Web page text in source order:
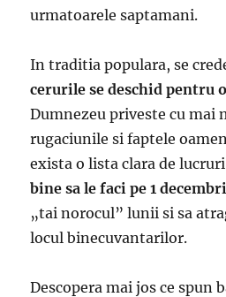
urmatoarele saptamani.
In traditia populara, se
cerurile se deschid pentru
Dumnezeu priveste cu mai
rugaciunile si faptele
exista o lista clara de
bine sa le faci pe 1
„tai norocul” lunii si sa
locul binecuvantarilor.
Descopera mai jos ce spun